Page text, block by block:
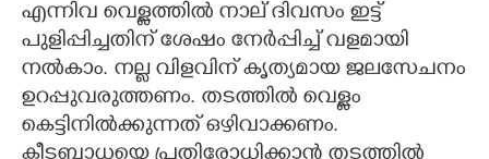
എന്നിവ വെള്ളത്തിൽ നാല് ദിവസം ഇട്ട്
പുളിപ്പിച്ചതിന് ശേഷം നേർപ്പിച്ച് വളമായി
നൽകാം. നല്ല വിളവിന് കൃത്യമായ ജലസേചനം
ഉറപ്പുവരുത്തണം. തടത്തിൽ വെള്ളം
കെട്ടിനിൽക്കുന്നത് ഒഴിവാക്കണം.